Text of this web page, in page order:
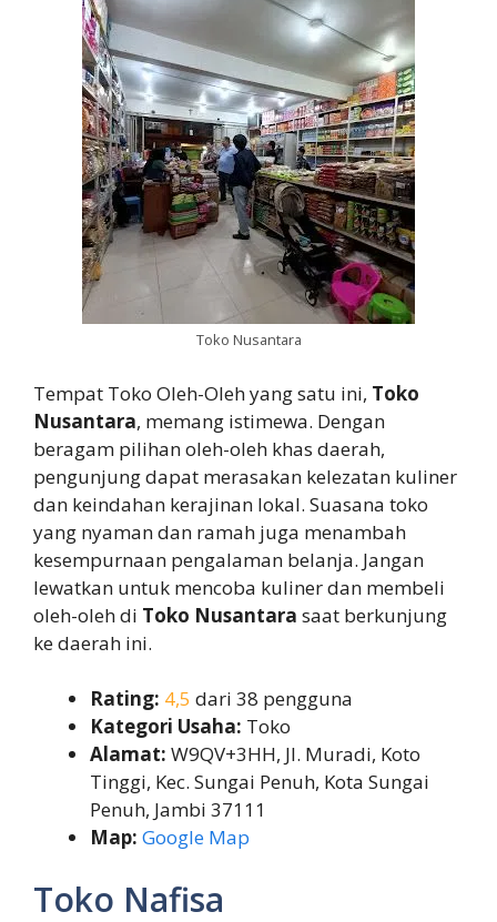
Toko Nusantara
Tempat Toko Oleh-Oleh yang satu ini, Toko
Nusantara, memang istimewa. Dengan
beragam pilihan oleh-oleh khas daerah,
pengunjung dapat merasakan kelezatan kuliner
dan keindahan kerajinan lokal. Suasana toko
yang nyaman dan ramah juga menambah
kesempurnaan pengalaman belanja. Jangan
lewatkan untuk mencoba kuliner dan membeli
oleh-oleh di Toko Nusantara saat berkunjung
ke daerah ini.
Rating: 4,5 dari 38 pengguna
Kategori Usaha: Toko
Alamat: W9QV+3HH, Jl. Muradi, Koto
Tinggi, Kec. Sungai Penuh, Kota Sungai
Penuh, Jambi 37111
Map: Google Map
Toko Nafisa